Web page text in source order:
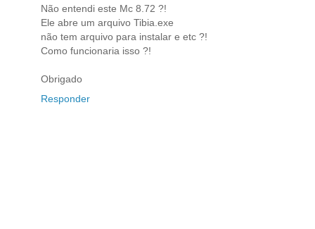
Não entendi este Mc 8.72 ?!
Ele abre um arquivo Tibia.exe
não tem arquivo para instalar e etc ?!
Como funcionaria isso ?!
Obrigado
Responder